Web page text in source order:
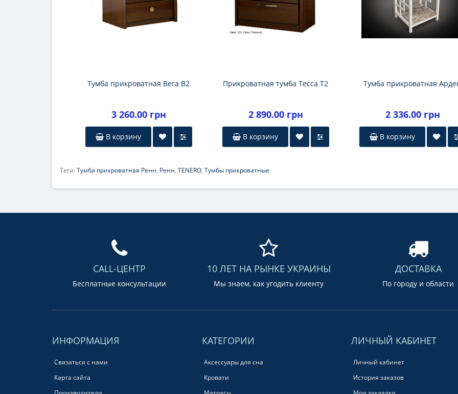
Тумба прикроватная Вега В2
3 260.00 грн
В корзину
Прикроватная тумба Тесса Т2
2 890.00 грн
В корзину
Тумба прикроватная
2 336.00 грн
В корзину
Теги:Тумба прикроватная Ренн, Ренн, TENERO, Тумбы прикроватные
CALL-ЦЕНТР
Бесплатные консультации
10 ЛЕТ НА РЫНКЕ УКРАИНЫ
Мы знаем, как угодить клиенту
ДОСТАВКА
По городу и области
ИНФОРМАЦИЯ
Связаться с нами
Карта сайта
КАТЕГОРИИ
Аксессуары для сна
Кровати
ЛИЧНЫЙ КАБИНЕТ
Личный кабинет
История заказов